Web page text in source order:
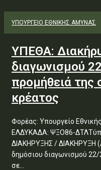
ΥΠΟΥΡΓΕΊΟ ΕΘΝΙΚΉΣ ΆΜΥΝΑΣ
ΥΠΕΘΑ:
διαγωνισμού
προμήθειά της
κρέατος
Φορέας: Υπουργείο
ΕΛΔΥΚΑΔΑ: ΨΞΟ86-
ΔΙΑΚΗΡΥΞΗΣ / ΔΙΑΚΗΡΥΞΗ
δημόσιου διαγωνισμού
σε...